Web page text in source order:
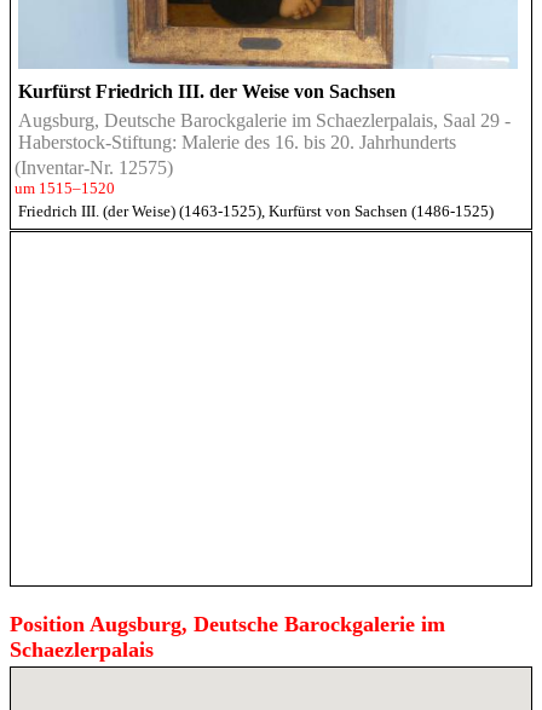
Kurfürst Friedrich III. der Weise von Sachsen
Augsburg, Deutsche Barockgalerie im Schaezlerpalais, Saal 29 -
Haberstock-Stiftung: Malerie des 16. bis 20. Jahrhunderts
(Inventar-Nr. 12575)
um 1515–1520
Friedrich III. (der Weise) (1463-1525), Kurfürst von Sachsen (1486-1525)
Position Augsburg, Deutsche Barockgalerie im
Schaezlerpalais